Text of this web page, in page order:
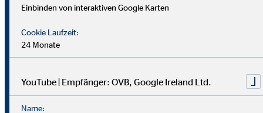
Einbinden von interaktiven Google Karten
Cookie Laufzeit:
24 Monate
YouTube | Empfänger: OVB, Google Ireland Ltd.
Name: